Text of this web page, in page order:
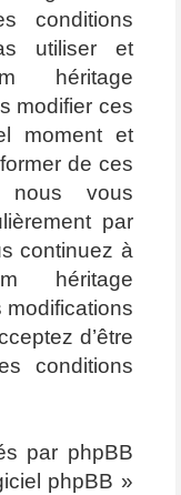
conditions
utiliser et
héritage
modifier ces
moment et
de ces
nous vous
par
continuez à
héritage
d’être
conditions
par phpBB
phpBB »